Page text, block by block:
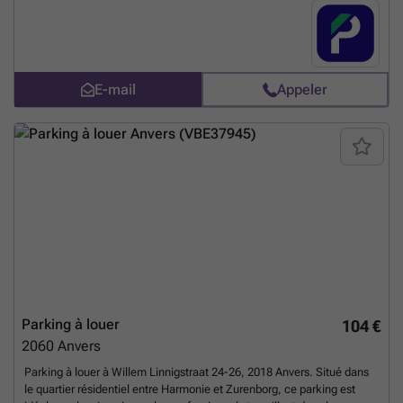
E-mail Appeler
104 €
Parking à louer
2060 Anvers
Parking à louer à Willem Linnigstraat 24-26, 2018 Anvers. Situé dans
le quartier résidentiel entre Harmonie et Zurenborg, ce parking est